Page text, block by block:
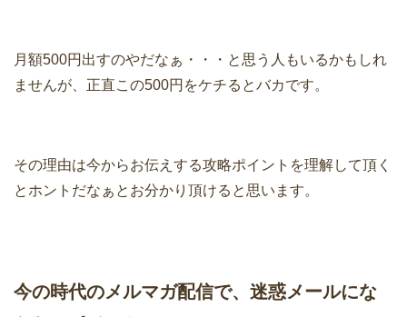
月額500円出すのやだなぁ・・・と思う人もいるかもしれ
ませんが、正直この500円をケチるとバカです。
その理由は今からお伝えする攻略ポイントを理解して頂く
とホントだなぁとお分かり頂けると思います。
今の時代のメルマガ配信で、迷惑メールにな